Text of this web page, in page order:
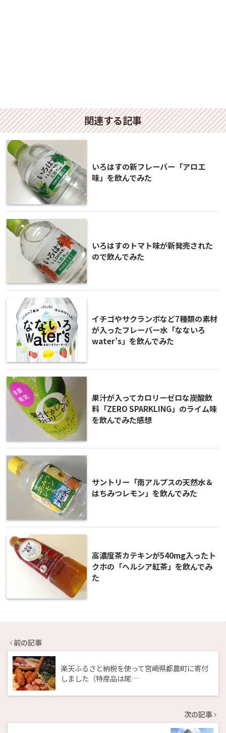
関連する記事
いろはすの新フレーバー「アロエ
味」を飲んでみた
いろはすのトマト味が新発売された
ので飲んでみた
イチゴやサクランボなど7種類の素材
が入ったフレーバー水「なないろ
water’s」を飲んでみた
果汁が入ってカロリーゼロな炭酸飲
料「ZERO SPARKLING」のライム味
を飲んでみた感想
サントリー「南アルプスの天然水＆
はちみつレモン」を飲んでみた
高濃度茶カテキンが540mg入ったト
クホの「ヘルシア紅茶」を飲んでみ
た
前の記事
楽天ふるさと納税を使って宮崎県都農町に寄付
しました（特産品は尾…
次の記事